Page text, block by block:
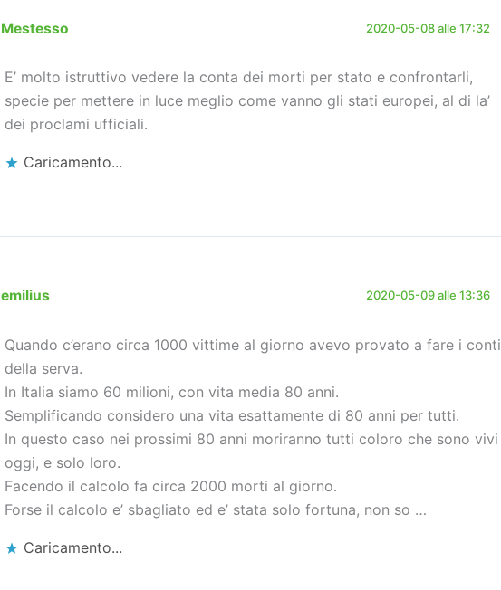
Mestesso 2020-05-08 alle 17:32
E’ molto istruttivo vedere la conta dei morti per stato e confrontarli,
specie per mettere in luce meglio come vanno gli stati europei, al di la’
dei proclami ufficiali.
Caricamento...
emilius 2020-05-09 alle 13:36
Quando c’erano circa 1000 vittime al giorno avevo provato a fare i conti
della serva.
In Italia siamo 60 milioni, con vita media 80 anni.
Semplificando considero una vita esattamente di 80 anni per tutti.
In questo caso nei prossimi 80 anni moriranno tutti coloro che sono vivi
oggi, e solo loro.
Facendo il calcolo fa circa 2000 morti al giorno.
Forse il calcolo e’ sbagliato ed e’ stata solo fortuna, non so …
Caricamento...